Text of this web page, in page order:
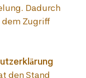
Dadurch
Zugriff
den Stand